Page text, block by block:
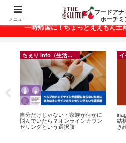
ベトナム・ホーチミンの美
一時帰国に！ちょっとええもん土
ちぇり info（生活情報）
【追記】日本での電話番号ゲット
＆キープ！機種変時のデータ移行
に失敗したけど復活できた話！~
【
メニュー
フードア
ホーチミ